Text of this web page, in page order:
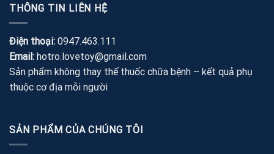
THÔNG TIN LIÊN HỆ
Điện thoại: 0947.463.111
Email: hotro.lovetoy@gmail.com
Sản phẩm không thay thế thuốc chữa bệnh – kết quả phụ
thuộc cơ địa mỗi người
SẢN PHẨM CỦA CHÚNG TÔI